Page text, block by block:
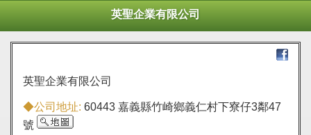
英聖企業有限公司
英聖企業有限公司
◆公司地址: 60443 嘉義縣竹崎鄉義仁村下寮仔3鄰47
號